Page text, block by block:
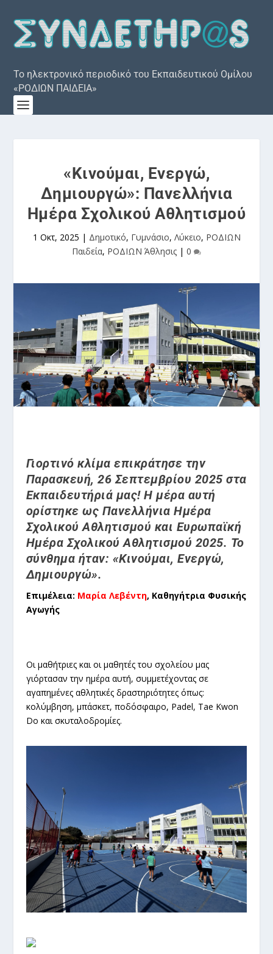
Το ηλεκτρονικό περιοδικό του Εκπαιδευτικού Ομίλου
«ΡΟΔΙΩΝ ΠΑΙΔΕΙΑ»
«Κινούμαι, Ενεργώ,
Δημιουργώ»: Πανελλήνια
Ημέρα Σχολικού Αθλητισμού
1 Οκτ, 2025 | Δημοτικό, Γυμνάσιο, Λύκειο, ΡΟΔΙΩΝ
Παιδεία, ΡΟΔΙΩΝ Άθλησις | 0
Γιορτινό κλίμα επικράτησε την
Παρασκευή, 26 Σεπτεμβρίου 2025 στα
Εκπαιδευτήριά μας! Η μέρα αυτή
ορίστηκε ως Πανελλήνια Ημέρα
Σχολικού Αθλητισμού και Ευρωπαϊκή
Ημέρα Σχολικού Αθλητισμού 2025. Το
σύνθημα ήταν: «Κινούμαι, Ενεργώ,
Δημιουργώ».
Επιμέλεια: Μαρία Λεβέντη, Καθηγήτρια Φυσικής
Αγωγής
Οι μαθήτριες και οι μαθητές του σχολείου μας
γιόρτασαν την ημέρα αυτή, συμμετέχοντας σε
αγαπημένες αθλητικές δραστηριότητες όπως:
κολύμβηση, μπάσκετ, ποδόσφαιρο, Padel, Tae Kwon
Do και σκυταλοδρομίες.